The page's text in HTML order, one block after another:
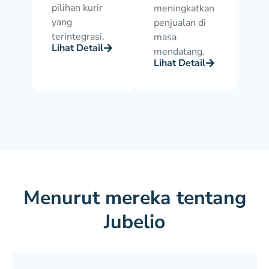
pilihan kurir
yang
terintegrasi.
Lihat Detail
meningkatkan
penjualan di
masa
mendatang.
Lihat Detail
Menurut mereka tentang
Jubelio